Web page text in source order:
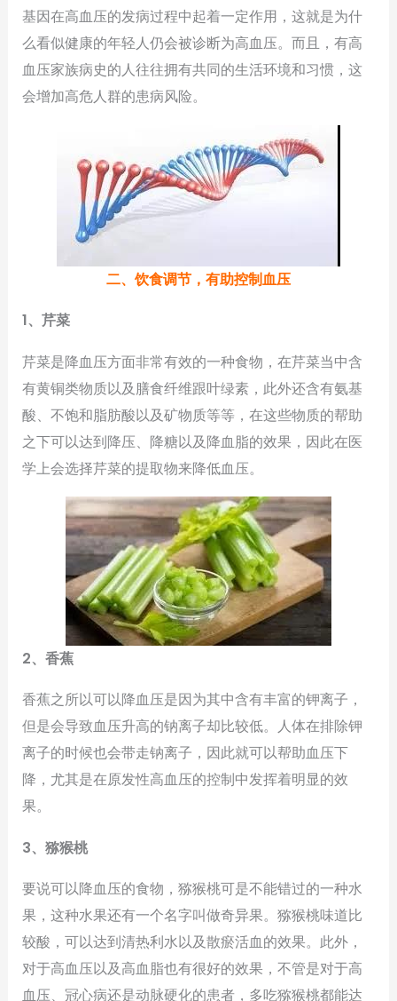
基因在高血压的发病过程中起着一定作用，这就是为什
么看似健康的年轻人仍会被诊断为高血压。而且，有高
血压家族病史的人往往拥有共同的生活环境和习惯，这
会增加高危人群的患病风险。
二、饮食调节，有助控制血压
1、芹菜
芹菜是降血压方面非常有效的一种食物，在芹菜当中含
有黄铜类物质以及膳食纤维跟叶绿素，此外还含有氨基
酸、不饱和脂肪酸以及矿物质等等，在这些物质的帮助
之下可以达到降压、降糖以及降血脂的效果，因此在医
学上会选择芹菜的提取物来降低血压。
2、香蕉
香蕉之所以可以降血压是因为其中含有丰富的钾离子，
但是会导致血压升高的钠离子却比较低。人体在排除钾
离子的时候也会带走钠离子，因此就可以帮助血压下
降，尤其是在原发性高血压的控制中发挥着明显的效
果。
3、猕猴桃
要说可以降血压的食物，猕猴桃可是不能错过的一种水
果，这种水果还有一个名字叫做奇异果。猕猴桃味道比
较酸，可以达到清热利水以及散瘀活血的效果。此外，
对于高血压以及高血脂也有很好的效果，不管是对于高
血压、冠心病还是动脉硬化的患者，多吃猕猴桃都能达